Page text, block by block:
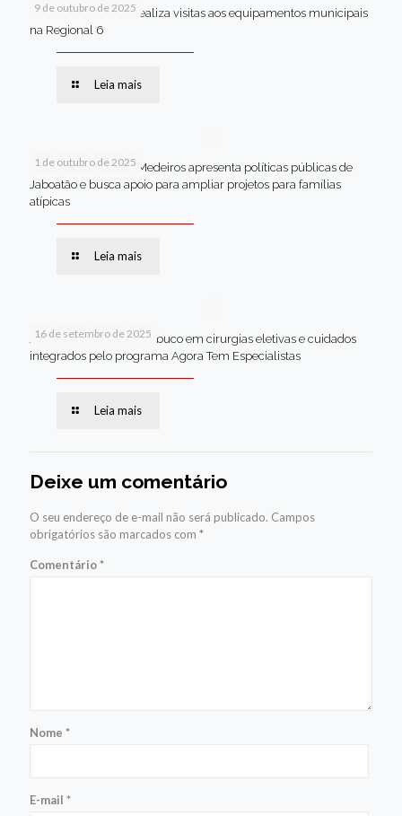
9 de outubro de 2025
Van dos secretários realiza visitas aos equipamentos municipais
na Regional 6
Leia mais
1 de outubro de 2025
Em Brasília, Andréa Medeiros apresenta políticas públicas de
Jaboatão e busca apoio para ampliar projetos para famílias
atípicas
Leia mais
16 de setembro de 2025
Jaboatão lidera Pernambuco em cirurgias eletivas e cuidados
integrados pelo programa Agora Tem Especialistas
Leia mais
Deixe um comentário
O seu endereço de e-mail não será publicado. Campos
obrigatórios são marcados com *
Comentário*
Nome *
E-mail *